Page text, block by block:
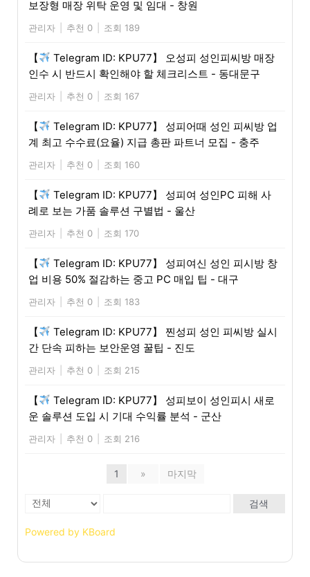
보장형 매장 위탁 운영 및 임대 - 창원
관리자 추천 0 조회 189
【
Telegram ID: KPU77】 오성피 성인피씨방 매장
인수 시 반드시 확인해야 할 체크리스트 - 동대문구
관리자 추천 0 조회 167
【
Telegram ID: KPU77】 성피어때 성인 피씨방 업
계 최고 수수료(요율) 지급 총판 파트너 모집 - 충주
관리자 추천 0 조회 160
【
Telegram ID: KPU77】 성피여 성인PC 피해 사
례로 보는 가품 솔루션 구별법 - 울산
관리자 추천 0 조회 170
【
Telegram ID: KPU77】 성피여신 성인 피시방 창
업 비용 50% 절감하는 중고 PC 매입 팁 - 대구
관리자 추천 0 조회 183
【
Telegram ID: KPU77】 찐성피 성인 피씨방 실시
간 단속 피하는 보안운영 꿀팁 - 진도
관리자 추천 0 조회 215
【
Telegram ID: KPU77】 성피보이 성인피시 새로
운 솔루션 도입 시 기대 수익률 분석 - 군산
관리자 추천 0 조회 216
1 » 마지막
검색
Powered by KBoard